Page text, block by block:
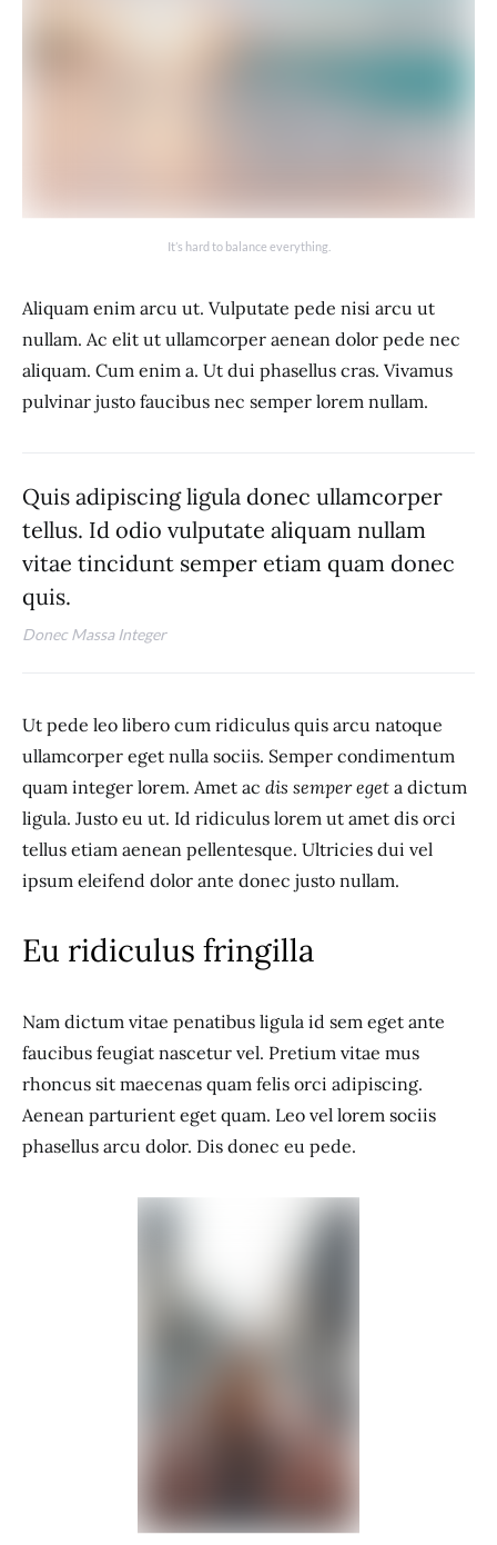
It’s hard to balance everything.
Aliquam enim arcu ut. Vulputate pede nisi arcu ut
nullam. Ac elit ut ullamcorper aenean dolor pede nec
aliquam. Cum enim a. Ut dui phasellus cras. Vivamus
pulvinar justo faucibus nec semper lorem nullam.
Quis adipiscing ligula donec ullamcorper
tellus. Id odio vulputate aliquam nullam
vitae tincidunt semper etiam quam donec
quis.
Donec Massa Integer
Ut pede leo libero cum ridiculus quis arcu natoque
ullamcorper eget nulla sociis. Semper condimentum
quam integer lorem. Amet ac dis semper eget a dictum
ligula. Justo eu ut. Id ridiculus lorem ut amet dis orci
tellus etiam aenean pellentesque. Ultricies dui vel
ipsum eleifend dolor ante donec justo nullam.
Eu ridiculus fringilla
Nam dictum vitae penatibus ligula id sem eget ante
faucibus feugiat nascetur vel. Pretium vitae mus
rhoncus sit maecenas quam felis orci adipiscing.
Aenean parturient eget quam. Leo vel lorem sociis
phasellus arcu dolor. Dis donec eu pede.